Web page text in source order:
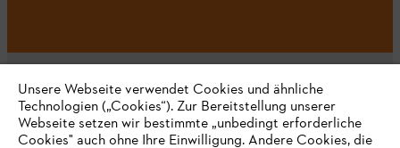
Unternehmen
Unsere Webseite verwendet Cookies und ähnliche
Technologien („Cookies“). Zur Bereitstellung unserer
Webseite setzen wir bestimmte „unbedingt erforderliche
Cookies" auch ohne Ihre Einwilligung. Andere Cookies, die